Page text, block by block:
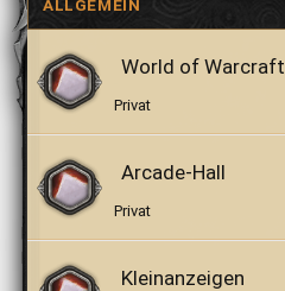
ALLGEMEIN
World of Warcraft
Privat
Arcade-Hall
Privat
Kleinanzeigen